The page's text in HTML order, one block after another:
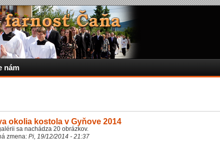
okolia kostola v Gyňove 2014
sa nachádza 20 obrázkov.
zmena: Pi, 19/12/2014 - 21:37
nám